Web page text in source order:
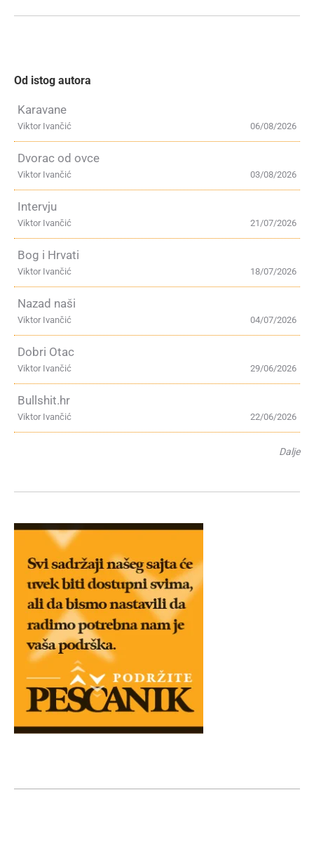
Od istog autora
Karavane
06/08/2026
Viktor Ivančić
Dvorac od ovce
03/08/2026
Viktor Ivančić
Intervju
21/07/2026
Viktor Ivančić
Bog i Hrvati
18/07/2026
Viktor Ivančić
Nazad naši
04/07/2026
Viktor Ivančić
Dobri Otac
29/06/2026
Viktor Ivančić
Bullshit.hr
22/06/2026
Viktor Ivančić
Dalje